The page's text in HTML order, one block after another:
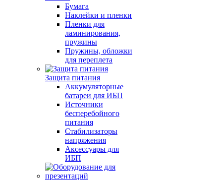
Бумага
Наклейки и пленки
Пленки для
ламинирования,
пружины
Пружины, обложки
для переплета
Защита питания
Аккумуляторные
батареи для ИБП
Источники
бесперебойного
питания
Стабилизаторы
напряжения
Аксессуары для
ИБП